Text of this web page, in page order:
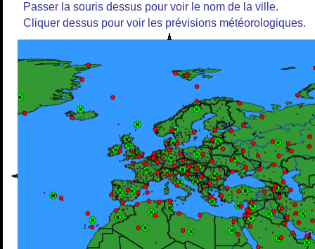
Passer la souris dessus pour voir le nom de la ville.
Cliquer dessus pour voir les prévisions météorologiques.